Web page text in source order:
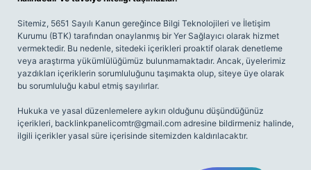
Sitemiz, 5651 Sayılı Kanun gereğince Bilgi Teknolojileri ve İletişim
Kurumu (BTK) tarafından onaylanmış bir Yer Sağlayıcı olarak hizmet
vermektedir. Bu nedenle, sitedeki içerikleri proaktif olarak denetleme
veya araştırma yükümlülüğümüz bulunmamaktadır. Ancak, üyelerimiz
yazdıkları içeriklerin sorumluluğunu taşımakta olup, siteye üye olarak
bu sorumluluğu kabul etmiş sayılırlar.
Hukuka ve yasal düzenlemelere aykırı olduğunu düşündüğünüz
içerikleri, backlinkpanelicomtr@gmail.com adresine bildirmeniz halinde,
ilgili içerikler yasal süre içerisinde sitemizden kaldırılacaktır.